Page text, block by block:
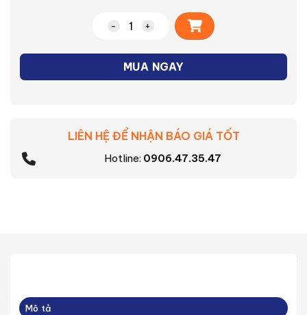
Máy giặt sấy Electrolux
MUA NGAY
Alternative:
LIÊN HỆ ĐỂ NHẬN BÁO GIÁ TỐT
Hotline: 0906.47.35.47
Mô tả